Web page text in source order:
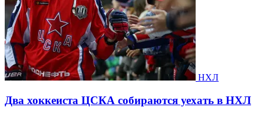
НХЛ
Два хоккеиста ЦСКА собираются уехать в НХЛ